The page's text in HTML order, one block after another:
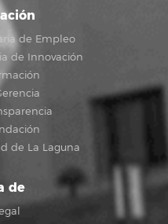
de Empleo
de Innovación
de La Laguna
de